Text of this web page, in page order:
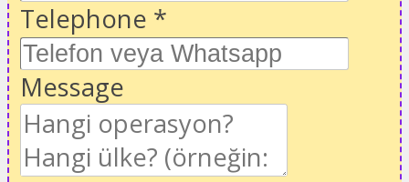
Telephone *
Message